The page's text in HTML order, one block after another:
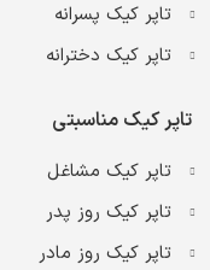
تاپر کیک پسرانه
تاپر کیک دخترانه
تاپر کیک مناسبتی
تاپر کیک مشاغل
تاپر کیک روز پدر
تاپر کیک روز مادر